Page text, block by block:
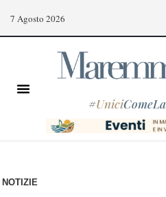
7 Agosto 2026
#Unici
NOTIZIE